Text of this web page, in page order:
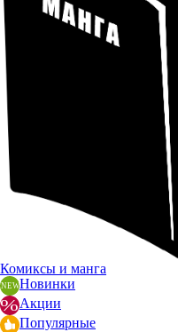
Комиксы и манга
Новинки
Акции
Популярные